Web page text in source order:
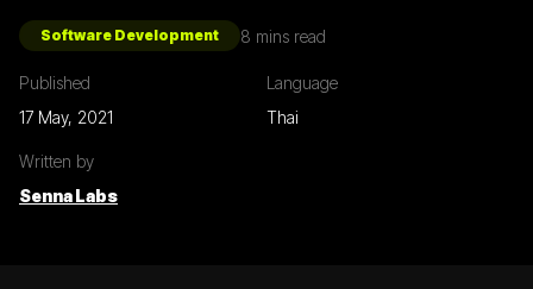
Software Development 8 mins read
Published
17 May, 2021
Language
Thai
Written by
Senna Labs